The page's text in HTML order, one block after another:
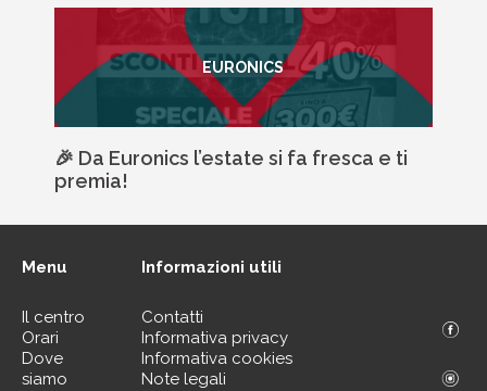
EURONICS
🎉 Da Euronics l’estate si fa fresca e ti
premia!
Menu
Il centro
Orari
Dove
siamo
Informazioni utili
Contatti
Informativa privacy
Informativa cookies
Note legali